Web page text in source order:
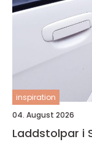
inspiration
04. August 2026
Laddstolpar i